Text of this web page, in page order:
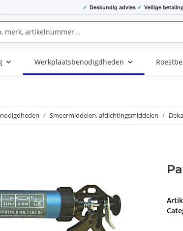
✓ Deskundig advies ✓ Veilige betaling
Werkplaatsbenodigdheden
Smeermiddelen, afdichtingsmiddelen